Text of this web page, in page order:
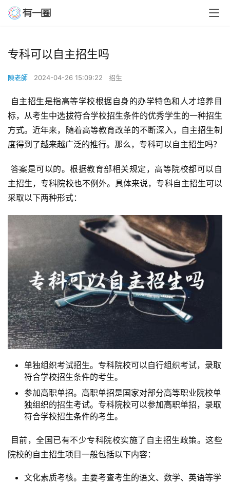
专科可以自主招生吗
陳老師 2024-04-26 15:09:22 招生
标，从考生中选拔符合学校招生条件的优秀学生的一种招生
方式。近年来，随着高等教育改革的不断深入，自主招生制
度得到了越来越广泛的推行。那么，专科可以自主招生吗？
主招生，专科院校也不例外。具体来说，专科自主招生可以
采取以下两种形式：
单独组织考试招生。专科院校可以自行组织考试，录取
符合学校招生条件的考生。
参加高职单招。高职单招是国家对部分高等职业院校单
独组织的招生考试。专科院校可以参加高职单招，录取
符合学校招生条件的考生。
院校的自主招生项目一般包括以下内容：
文化素质考核。主要考查考生的语文、数学、英语等学